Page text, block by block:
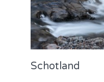
Schotland